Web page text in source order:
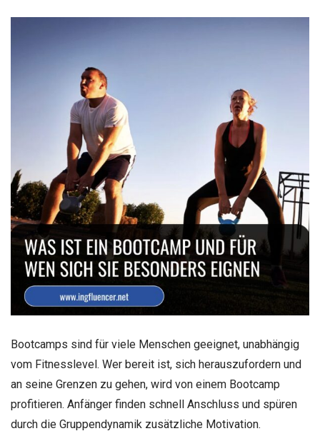
Bootcamps sind für viele Menschen geeignet, unabhängig
vom Fitnesslevel. Wer bereit ist, sich herauszufordern und
an seine Grenzen zu gehen, wird von einem Bootcamp
profitieren. Anfänger finden schnell Anschluss und spüren
durch die Gruppendynamik zusätzliche Motivation.